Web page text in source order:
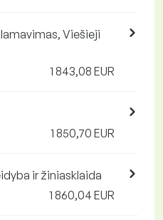
Viešieji
1 843,08 EUR
1 850,70 EUR
ir žiniasklaida
1 860,04 EUR